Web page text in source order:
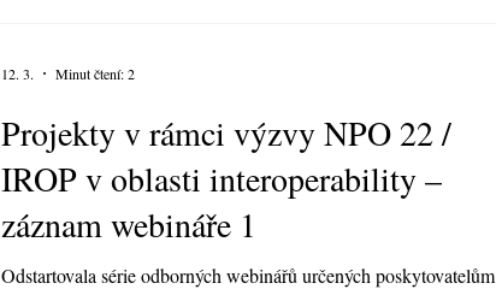
Projekty v rámci výzvy NPO 22 /
IROP v oblasti interoperability –
záznam webináře 1
Odstartovala série odborných webinářů určených poskytovatelům
12. 3. Minut čtení: 2